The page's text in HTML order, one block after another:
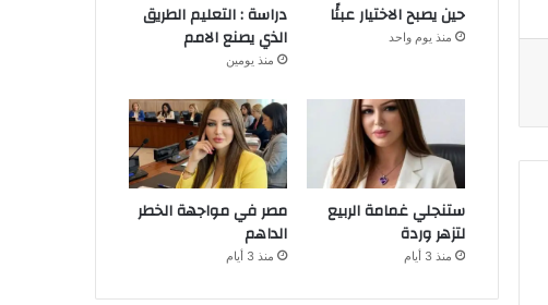
حين يصبح الاختيار عبئًا
منذ يوم واحد
دراسة : التعليم الطريق
الذي يصنع الامم
منذ يومين
ستنجلي غمامة الربيع
لتزهر وردة
منذ 3 أيام
مصر في مواجهة الخطر
الداهم
منذ 3 أيام